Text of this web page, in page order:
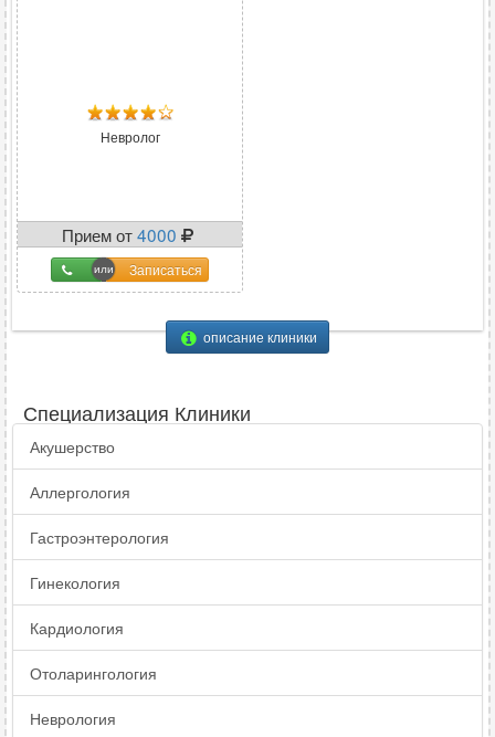
Невролог
Прием от4000
Записаться
описание клиники
Специализация Клиники
Акушерство
Аллергология
Гастроэнтерология
Гинекология
Кардиология
Отоларингология
Неврология